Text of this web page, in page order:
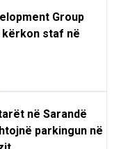
Group
staf në
në Sarandë
parkingun në